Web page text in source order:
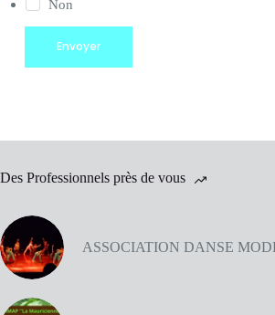
Non
Envoyer
Des Professionnels près de vous
ASSOCIATION DANSE